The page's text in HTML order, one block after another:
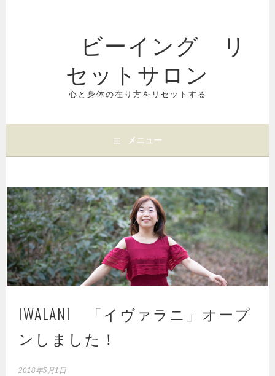
ッ
ビーイング リ
セットサロン
心と身体の在り方をリセットする
メニュー
IWALANI 「イヴァラニ」オープ
ンしました！
2018年5月1日